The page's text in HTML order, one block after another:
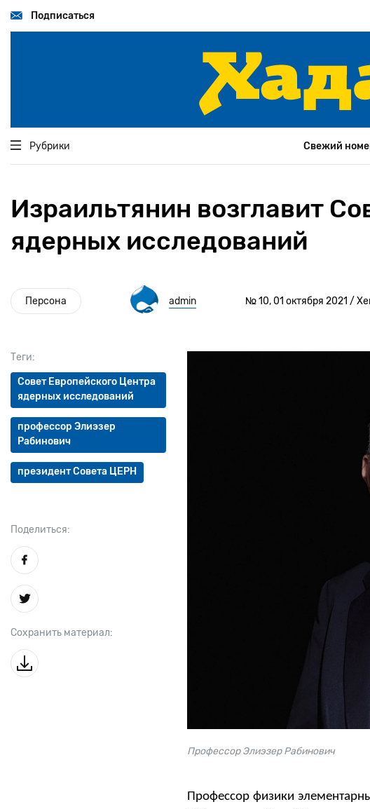
основномуПодписаться
Рубрики Свежий
Израильтянин возглавит
ядерных исследований
Персона admin № 10, 01 октября 2021 /
Теги:
Совет Европейского Центра
ядерных исследований
профессор Элиэзер
Рабинович
президент Совета ЦЕРН
Поделиться:
Сохранить материал:
Профессор Элиэзер Рабинович
Профессор физики